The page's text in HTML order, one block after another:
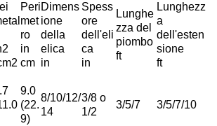
Peri
met
ro
in
cm
Dimens
ione
della
elica
in
Spess
ore
dell'eli
ca
in
Lunghe
zza del
piombo
ft
Lunghezz
a
dell'esten
sione
ft
9.0
(22.
9)
8/10/12/
14
3/8 o
1/2
3/5/7 3/5/7/10